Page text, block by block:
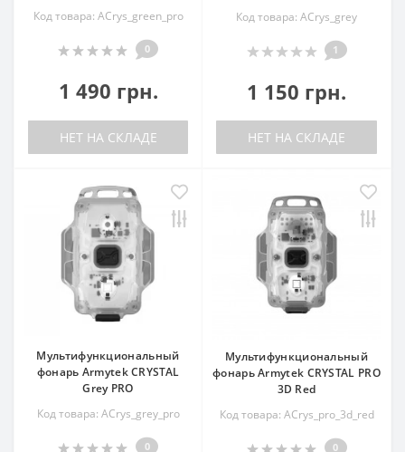
Код товара: ACrys_green_pro
0
1 490 грн.
НЕТ НА СКЛАДЕ
Код товара: ACrys_grey
1
1 150 грн.
НЕТ НА СКЛАДЕ
Мультифункциональный
фонарь Armytek CRYSTAL
Grey PRO
Код товара: ACrys_grey_pro
0
Мультифункциональный
фонарь Armytek CRYSTAL PRO
3D Red
Код товара: ACrys_pro_3d_red
0